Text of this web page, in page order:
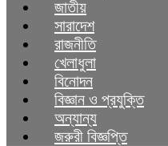
জাতীয়
সারাদেশ
রাজনীতি
খেলাধুলা
বিনোদন
বিজ্ঞান ও প্রযুক্তি
অন্যান্য
জরুরী বিজ্ঞপ্তি